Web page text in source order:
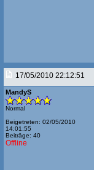
17/05/2010 22:12:51
MandyS
Normal
Beigetreten: 02/05/2010
14:01:55
Beiträge: 40
Offline